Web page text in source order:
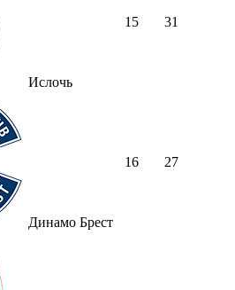
Ислочь
15 31
Динамо Брест
16 27